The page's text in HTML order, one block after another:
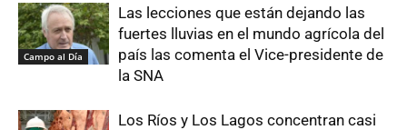
Campo al Día
Las lecciones que están dejando las
fuertes lluvias en el mundo agrícola del
país las comenta el Vice-presidente de
la SNA
Los Ríos y Los Lagos concentran casi